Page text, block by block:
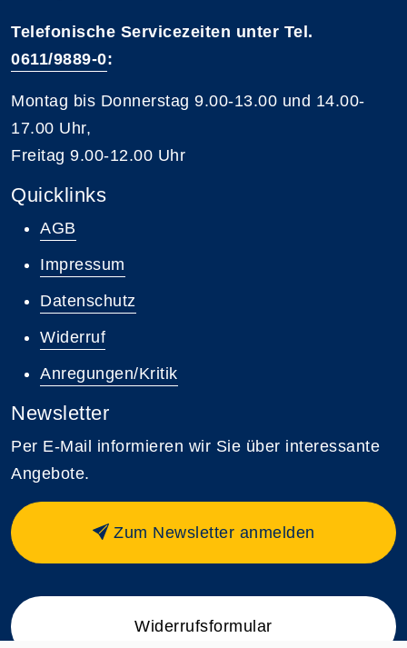
Telefonische Servicezeiten unter Tel.
0611/9889-0:
Montag bis Donnerstag 9.00-13.00 und 14.00-
17.00 Uhr,
Freitag 9.00-12.00 Uhr
Quicklinks
AGB
Impressum
Datenschutz
Widerruf
Anregungen/Kritik
Newsletter
Per E-Mail informieren wir Sie über interessante
Angebote.
Zum Newsletter anmelden
Widerrufsformular